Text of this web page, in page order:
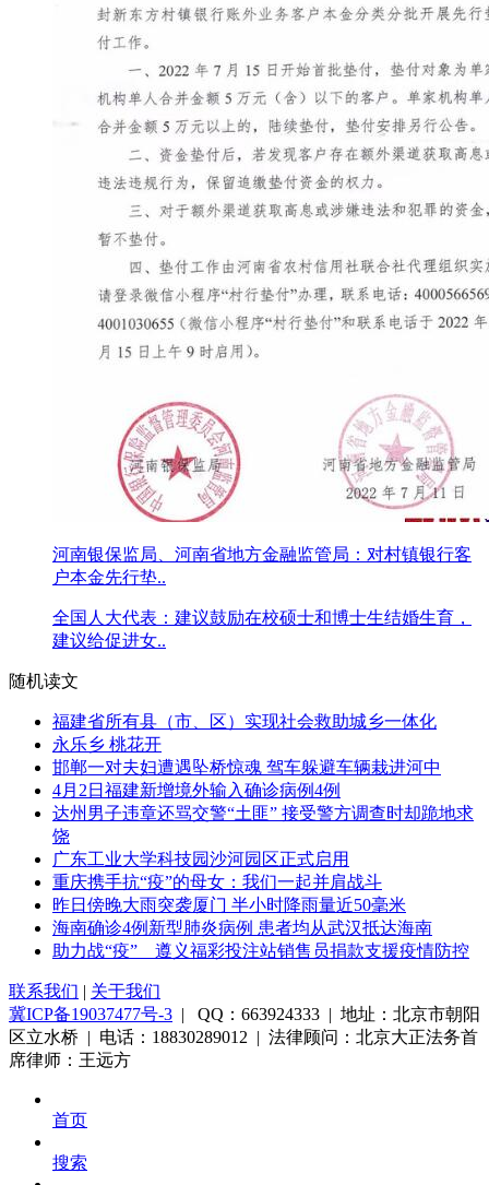
河南银保监局、河南省地方金融监管局：对村镇银行客
户本金先行垫..
全国人大代表：建议鼓励在校硕士和博士生结婚生育，
建议给促进女..
随机读文
福建省所有县（市、区）实现社会救助城乡一体化
永乐乡 桃花开
邯郸一对夫妇遭遇坠桥惊魂 驾车躲避车辆栽进河中
4月2日福建新增境外输入确诊病例4例
达州男子违章还骂交警“土匪” 接受警方调查时却跪地求
饶
广东工业大学科技园沙河园区正式启用
重庆携手抗“疫”的母女：我们一起并肩战斗
昨日傍晚大雨突袭厦门 半小时降雨量近50毫米
海南确诊4例新型肺炎病例 患者均从武汉抵达海南
助力战“疫” 遵义福彩投注站销售员捐款支援疫情防控
联系我们 | 关于我们
冀ICP备19037477号-3 | QQ：663924333 | 地址：北京市朝阳
区立水桥 | 电话：18830289012 | 法律顾问：北京大正法务首
席律师：王远方
首页
搜索